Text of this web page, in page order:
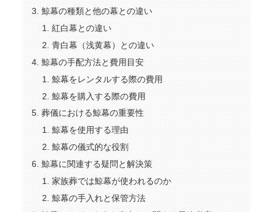
鯨幕の種類と他の幕との違い
紅白幕との違い
青白幕（浅黄幕）との違い
鯨幕の手配方法と費用目安
鯨幕をレンタルする際の費用
鯨幕を購入する際の費用
葬儀における鯨幕の重要性
鯨幕を使用する理由
鯨幕の儀式的な役割
鯨幕に関連する疑問と解決策
家族葬では鯨幕が使われるのか
鯨幕の手入れと保管方法